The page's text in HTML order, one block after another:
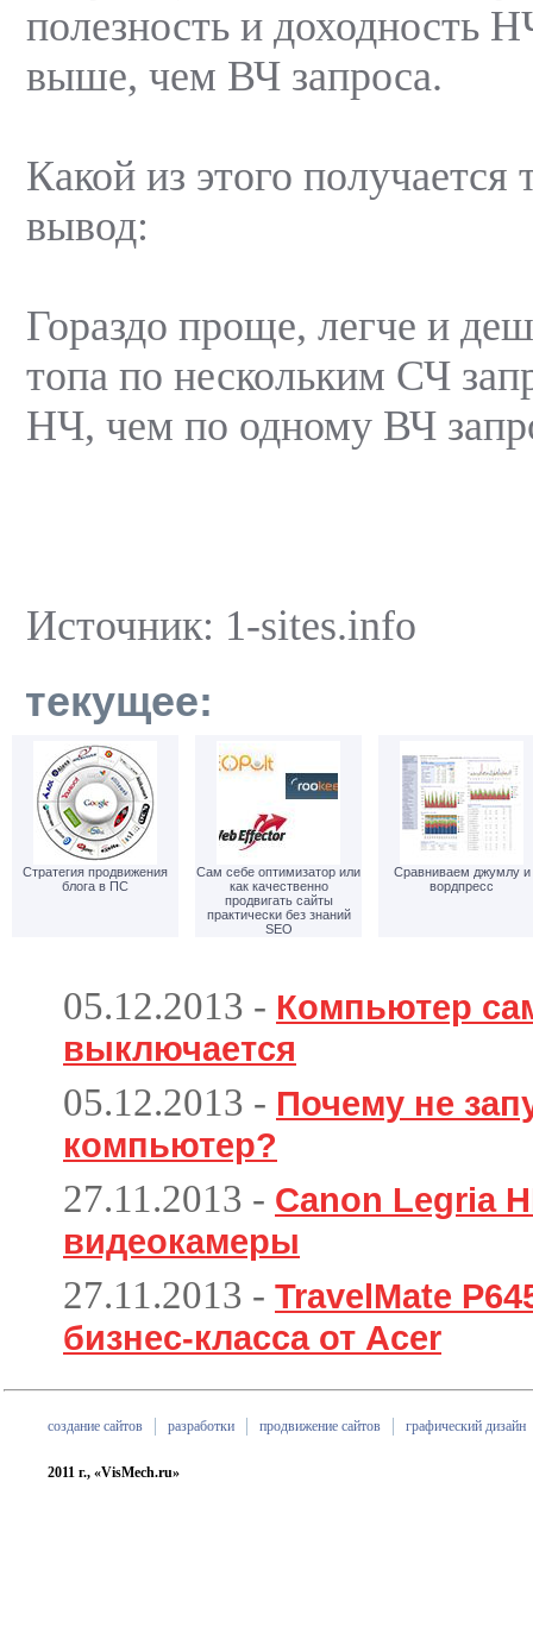
полезность и доходность
выше, чем ВЧ запроса.
Какой из этого получается
вывод:
Гораздо проще, легче и
топа по нескольким СЧ
НЧ, чем по одному ВЧ
Источник: 1-sites.info
текущее:
Стратегия продвижения
блога в ПС
Сам себе оптимизатор или
как качественно
продвигать сайты
практически без знаний
SEO
Сравниваем джумлу и
вордпресс
05.12.2013 - Компьютер
выключается
05.12.2013 - Почему не
компьютер?
27.11.2013 - Canon Legria
видеокамеры
27.11.2013 - TravelMate
бизнес-класса от Acer
создание сайтов разработки продвижение сайтов графический дизайн
2011 г., «VisMech.ru»